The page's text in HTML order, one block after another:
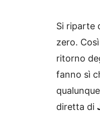
Si riparte
zero.
ritorno
fanno sì
diretta di